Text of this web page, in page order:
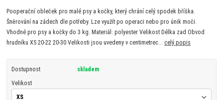
Pooperační obleček pro malé psy a kočky, který chrání celý spodek bříška.
Šněrování na zádech dle potřeby. Lze využít po operaci nebo pro únik moči.
Vhodné pro psy a kočky do 3 kg. Materiál: polyester Velikost Délka zad Obvod
hrudníku XS 20-22 20-30 Velikosti jsou uvedeny v centimetrec...celý popis
Dostupnost skladem
Velikost